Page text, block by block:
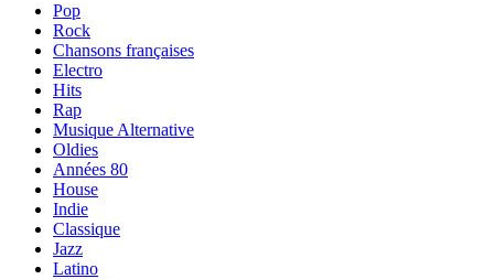
Pop
Rock
Chansons françaises
Electro
Hits
Rap
Musique Alternative
Oldies
Années 80
House
Indie
Classique
Jazz
Latino